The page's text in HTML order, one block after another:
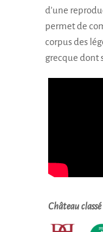
d’une
permet de
corpus des
grecque dont
Château